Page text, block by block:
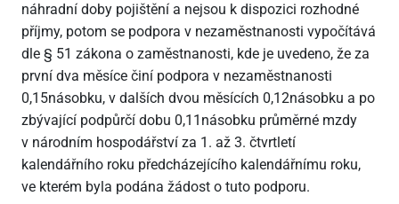
náhradní doby pojištění a nejsou k dispozici rozhodné
příjmy, potom se podpora v nezaměstnanosti vypočítává
dle § 51 zákona o zaměstnanosti, kde je uvedeno, že za
první dva měsíce činí podpora v nezaměstnanosti
0,15násobku, v dalších dvou měsících 0,12násobku a po
zbývající podpůrčí dobu 0,11násobku průměrné mzdy
v národním hospodářství za 1. až 3. čtvrtletí
kalendářního roku předcházejícího kalendářnímu roku,
ve kterém byla podána žádost o tuto podporu.